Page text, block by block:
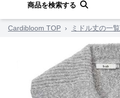
商品を検索する
Cardibloom TOP › ミドル丈の一覧